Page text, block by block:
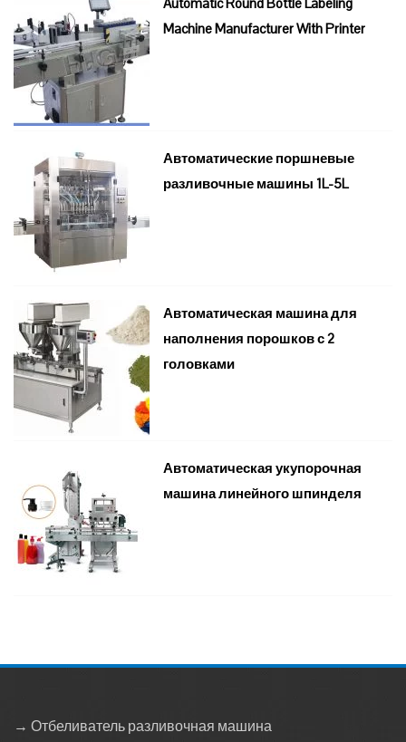
Machine Manufacturer With Printer
Автоматические поршневые
разливочные машины 1L-5L
Автоматическая машина для
наполнения порошков с 2
головками
Автоматическая укупорочная
машина линейного шпинделя
→ Отбеливатель разливочная машина